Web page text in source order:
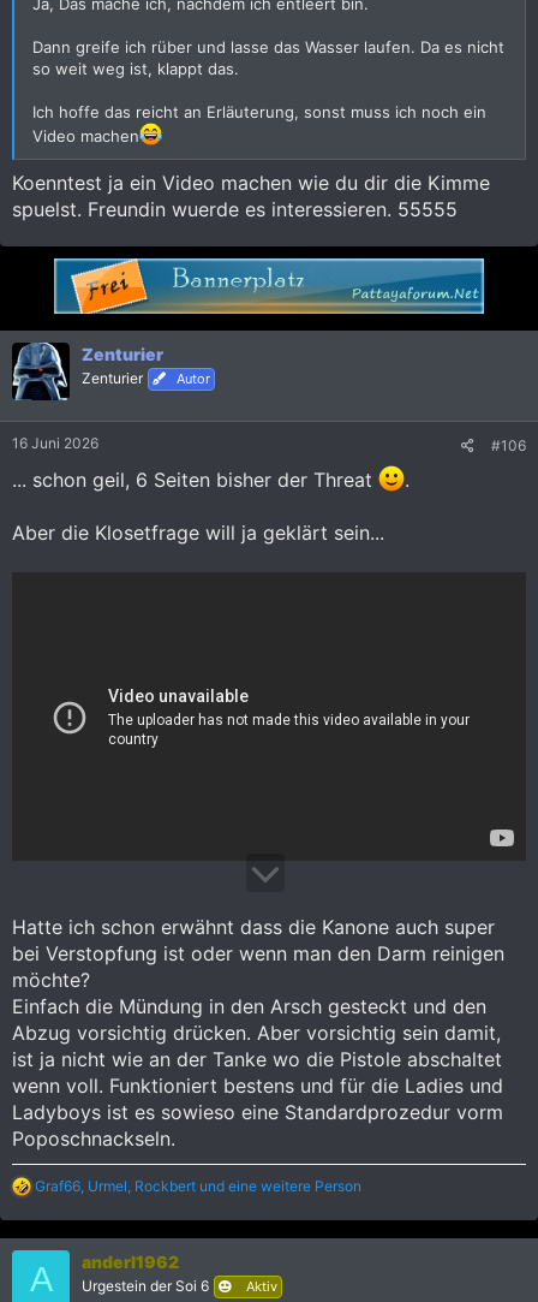
Dann greife ich rüber und lasse das Wasser laufen. Da es nicht
so weit weg ist, klappt das.
Ich hoffe das reicht an Erläuterung, sonst muss ich noch ein
Video machen
Koenntest ja ein Video machen wie du dir die Kimme
spuelst. Freundin wuerde es interessieren. 55555
Zenturier
Zenturier Autor
16 Juni 2026 #106
... schon geil, 6 Seiten bisher der Threat .
Aber die Klosetfrage will ja geklärt sein...
Hatte ich schon erwähnt dass die Kanone auch super
bei Verstopfung ist oder wenn man den Darm reinigen
möchte?
Einfach die Mündung in den Arsch gesteckt und den
Abzug vorsichtig drücken. Aber vorsichtig sein damit,
ist ja nicht wie an der Tanke wo die Pistole abschaltet
wenn voll. Funktioniert bestens und für die Ladies und
Ladyboys ist es sowieso eine Standardprozedur vorm
Poposchnackseln.
R
a
k
i
Graf66, Urmel, Rockbert und eine weitere Person
A anderl1962
Urgestein der Soi 6 Aktiv